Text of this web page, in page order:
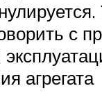
с
агрегата